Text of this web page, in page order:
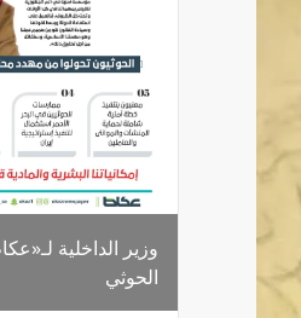
وزير الداخلية
الحوثي